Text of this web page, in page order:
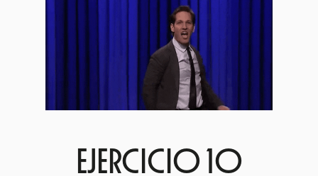
EJERCICIO 10